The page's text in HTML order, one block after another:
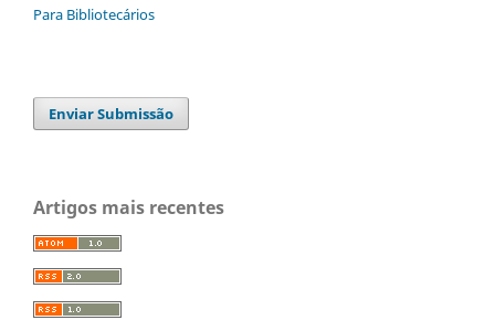
Para Bibliotecários
Enviar Submissão
Artigos mais recentes